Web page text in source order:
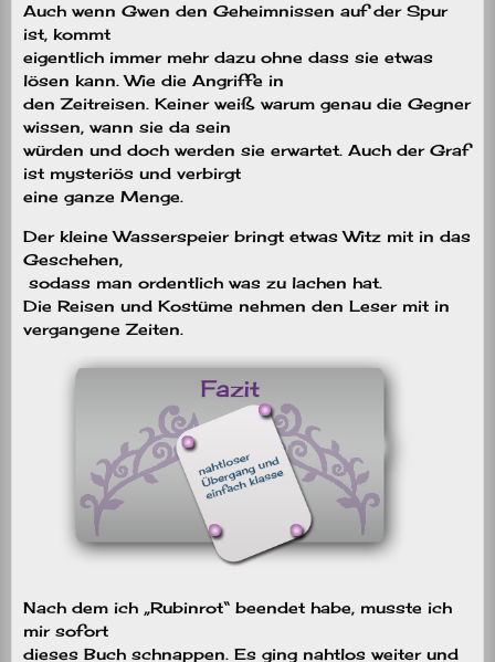
Auch wenn Gwen den Geheimnissen auf der Spur
ist, kommt
eigentlich immer mehr dazu ohne dass sie etwas
lösen kann. Wie die Angriffe in
den Zeitreisen. Keiner weiß warum genau die Gegner
wissen, wann sie da sein
würden und doch werden sie erwartet. Auch der Graf
ist mysteriös und verbirgt
eine ganze Menge.
Der kleine Wasserspeier bringt etwas Witz mit in das
Geschehen,
sodass man ordentlich was zu lachen hat.
Die Reisen und Kostüme nehmen den Leser mit in
vergangene Zeiten.
Nach dem ich „Rubinrot“ beendet habe, musste ich
mir sofort
dieses Buch schnappen. Es ging nahtlos weiter und